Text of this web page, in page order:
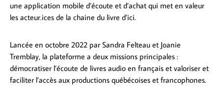
une application mobile d’écoute et d’achat qui met en valeur
les acteur.ices de la chaine du livre d’ici.
Lancée en octobre 2022 par Sandra Felteau et Joanie
Tremblay, la plateforme a deux missions principales :
démocratiser l’écoute de livres audio en français et valoriser et
faciliter l’accès aux productions québécoises et francophones.